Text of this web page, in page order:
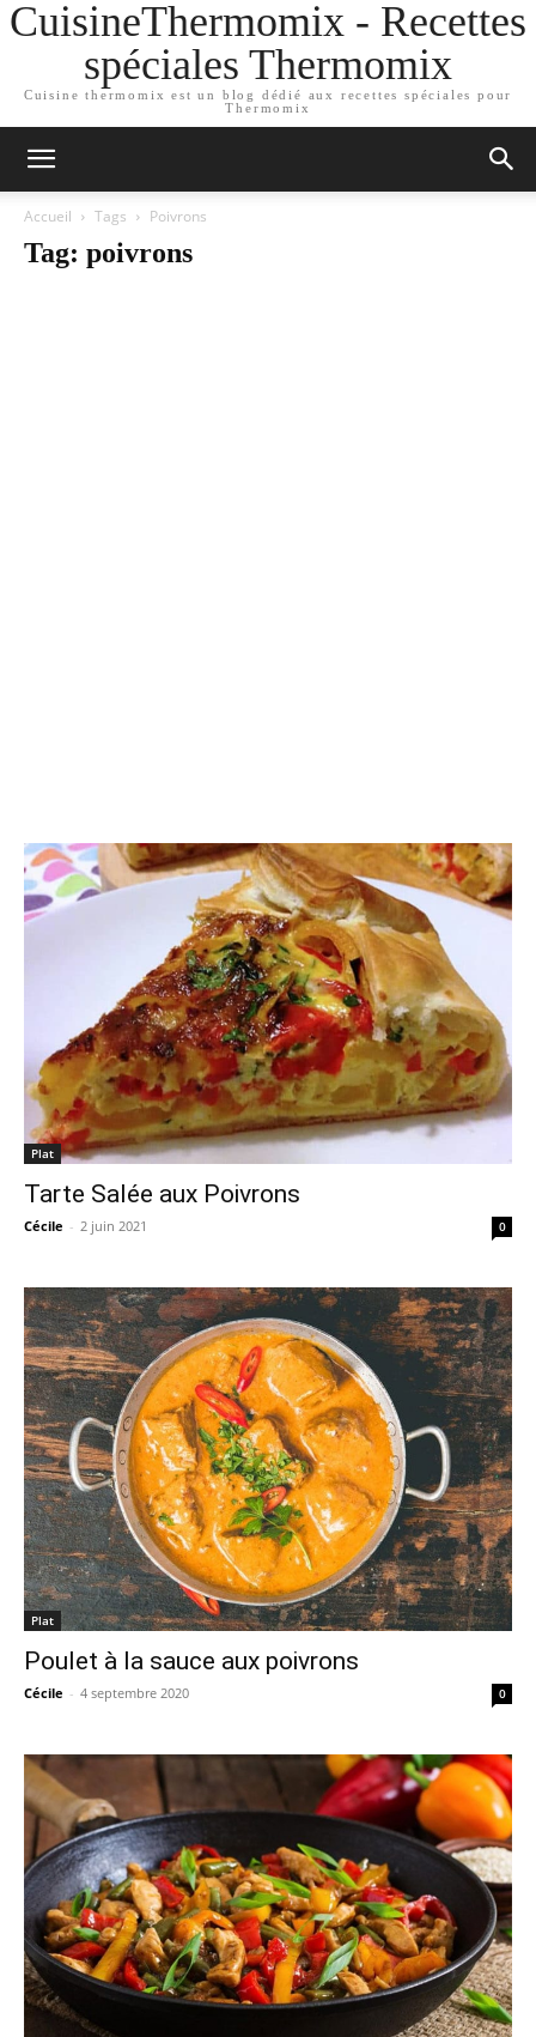
CuisineThermomix - Recettes
spéciales Thermomix
Cuisine thermomix est un blog dédié aux recettes spéciales pour
Thermomix
Accueil Tags Poivrons
Tag: poivrons
Plat
Tarte Salée aux Poivrons
Cécile - 2 juin 2021 0
Plat
Poulet à la sauce aux poivrons
Cécile - 4 septembre 2020 0